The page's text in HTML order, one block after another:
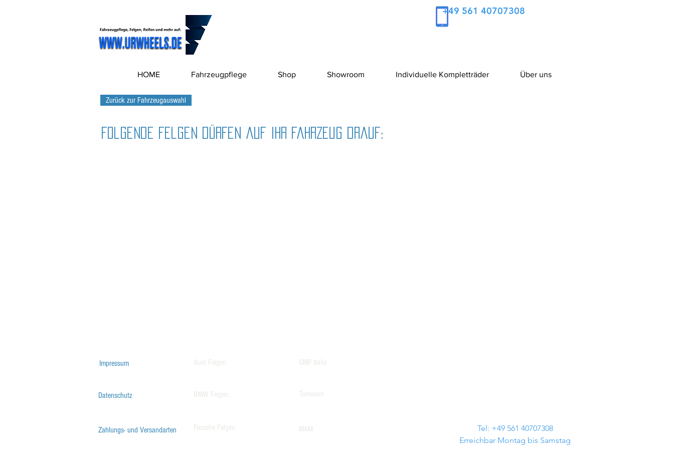
+49 561 40707308
HOME Fahrzeugpflege Shop Showroom Individuelle Kompletträder Über uns
Zurück zur Fahrzeugauswahl
Folgende Felgen dürfen auf Ihr Fahrzeug drauf:
Impressum
Datenschutz
Zahlungs- und Versandarten
Audi Felgen
BMW Felgen
Porsche Felgen
GMP Italia
Tomason
MAM
Tel: +49 561 40707308
Erreichbar Montag bis Samstag